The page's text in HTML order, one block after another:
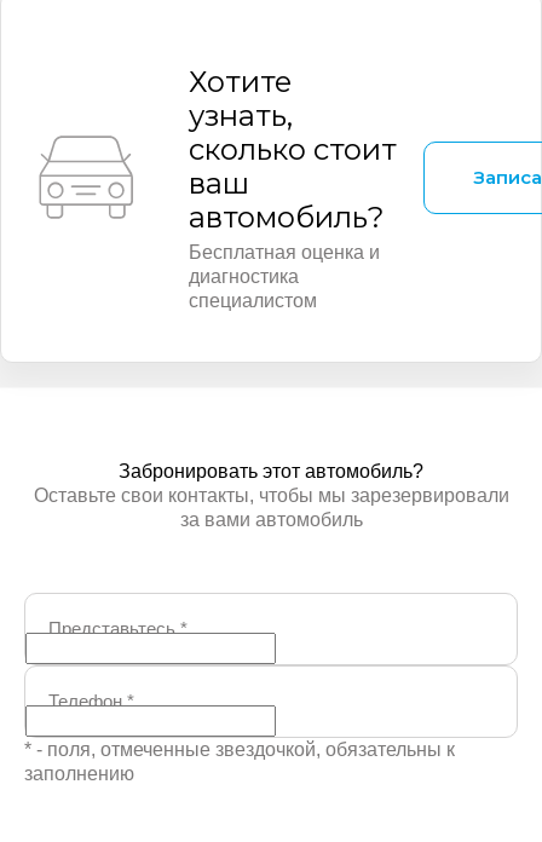
Хотите
узнать,
сколько стоит
ваш
автомобиль?
Бесплатная оценка и
диагностика
специалистом
Забронировать этот автомобиль?
Оставьте свои контакты, чтобы мы зарезервировали
за вами автомобиль
Представьтесь*
Телефон*
* - поля, отмеченные звездочкой, обязательны к
заполнению